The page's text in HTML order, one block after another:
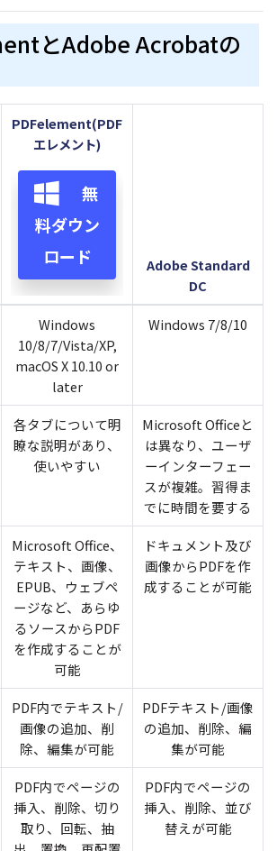
とAdobe Acrobatの
PDFelement(PDF
エレメント)
無
料ダウン
ロード
Adobe Standard
DC
Windows
10/8/7/Vista/XP,
macOS X 10.10 or
later
Windows 7/8/10
各タブについて明
瞭な説明があり、
使いやすい
Microsoft Officeと
は異なり、ユーザ
ーインターフェー
スが複雑。習得ま
でに時間を要する
Microsoft Office、
テキスト、画像、
EPUB、ウェブペ
ージなど、あらゆ
るソースからPDF
を作成することが
可能
ドキュメント及び
画像からPDFを作
成することが可能
PDF内でテキスト/
画像の追加、削
除、編集が可能
PDFテキスト/画像
の追加、削除、編
集が可能
PDF内でページの
挿入、削除、切り
取り、回転、抽
PDF内でページの
挿入、削除、並び
替えが可能